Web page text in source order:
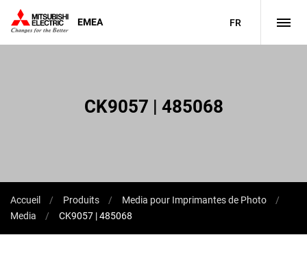
EMEA FR
CK9057 | 485068
Accueil Produits
Media pour Imprimantes de Photo
Media
CK9057 | 485068